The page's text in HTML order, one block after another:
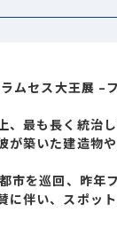
ムセス大王展 –
、最も長く統治
が築いた建造物
市を巡回、昨年
に伴い、スポッ